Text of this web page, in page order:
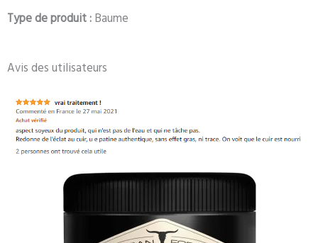
Type de produit :Baume
Avis des utilisateurs